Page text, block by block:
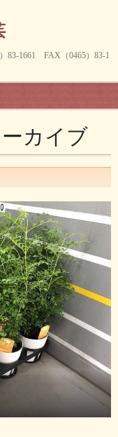
83-1661 FAX（0465）83-1
カイブ